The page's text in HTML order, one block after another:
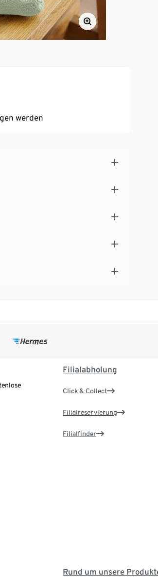
werden
Filialabholung
Click & Collect
Filialreservierung
Filialfinder
Rund um unsere